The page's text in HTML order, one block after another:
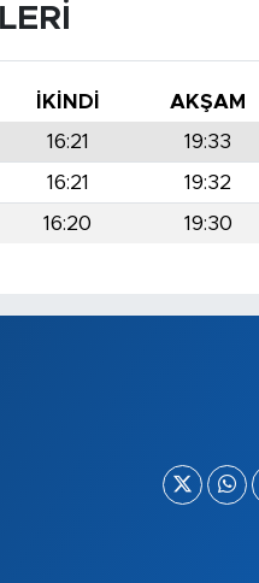
İKINDI AKŞAM
16:21 19:33
16:21 19:32
16:20 19:30